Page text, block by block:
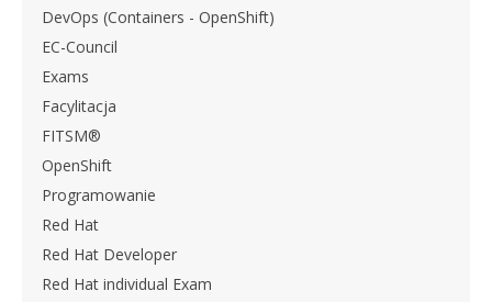
DevOps (Containers - OpenShift)
EC-Council
Exams
Facylitacja
FITSM®
OpenShift
Programowanie
Red Hat
Red Hat Developer
Red Hat individual Exam